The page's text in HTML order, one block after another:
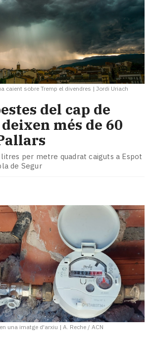
caient sobre Tremp el divendres | Jordi Uriach
del cap de
més de 60
per metre quadrat caiguts a Espot
de Segur
una imatge d'arxiu | A. Reche / ACN